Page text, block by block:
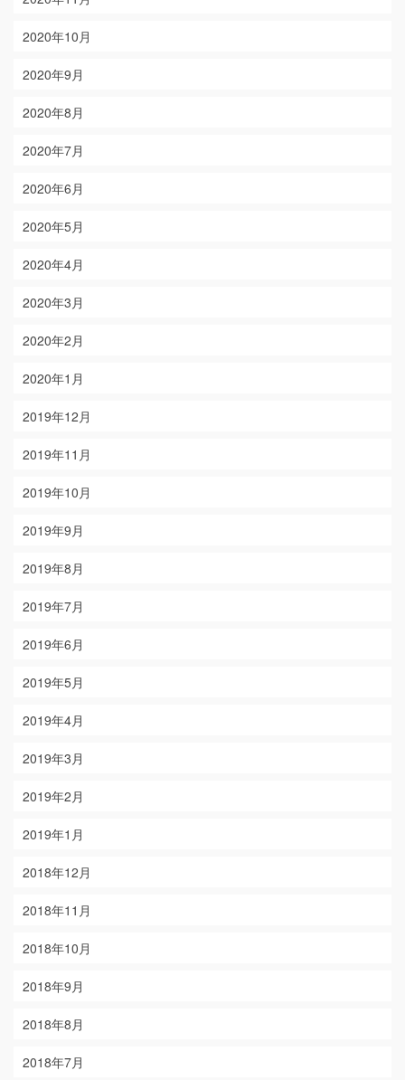
2020年10月
2020年9月
2020年8月
2020年7月
2020年6月
2020年5月
2020年4月
2020年3月
2020年2月
2020年1月
2019年12月
2019年11月
2019年10月
2019年9月
2019年8月
2019年7月
2019年6月
2019年5月
2019年4月
2019年3月
2019年2月
2019年1月
2018年12月
2018年11月
2018年10月
2018年9月
2018年8月
2018年7月